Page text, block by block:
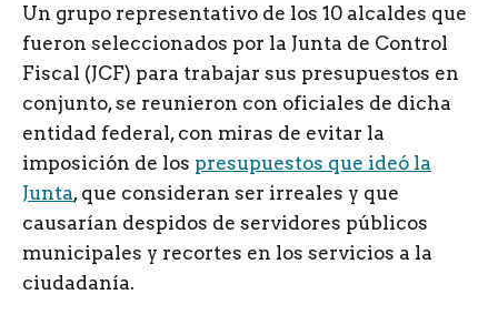
Un grupo representativo de los 10 alcaldes que
fueron seleccionados por la Junta de Control
Fiscal (JCF) para trabajar sus presupuestos en
conjunto, se reunieron con oficiales de dicha
entidad federal, con miras de evitar la
imposición de los presupuestos que ideó la
Junta, que consideran ser irreales y que
causarían despidos de servidores públicos
municipales y recortes en los servicios a la
ciudadanía.